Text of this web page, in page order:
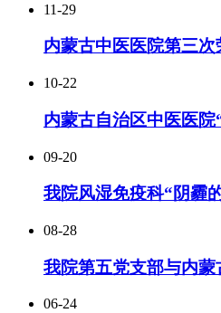
11-29
内蒙古中医医院第三
10-22
内蒙古自治区中医医
09-20
我院风湿免疫科“阴霾
08-28
我院第五党支部与内
06-24